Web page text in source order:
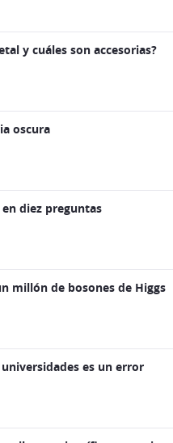
y cuáles son accesorias?
oscura
diez preguntas
millón de bosones de Higgs
es un error